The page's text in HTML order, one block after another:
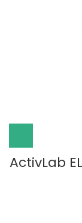
ActivLab